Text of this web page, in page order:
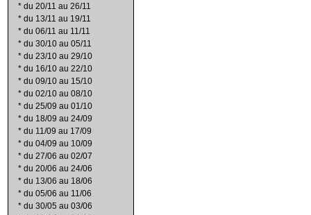
* du 20/11 au 26/11
* du 13/11 au 19/11
* du 06/11 au 11/11
* du 30/10 au 05/11
* du 23/10 au 29/10
* du 16/10 au 22/10
* du 09/10 au 15/10
* du 02/10 au 08/10
* du 25/09 au 01/10
* du 18/09 au 24/09
* du 11/09 au 17/09
* du 04/09 au 10/09
* du 27/06 au 02/07
* du 20/06 au 24/06
* du 13/06 au 18/06
* du 05/06 au 11/06
* du 30/05 au 03/06